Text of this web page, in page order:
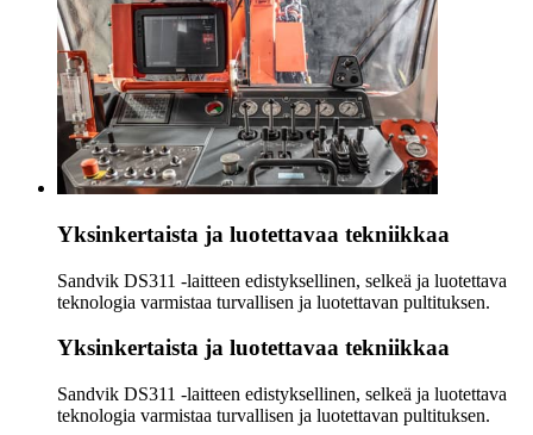
Yksinkertaista ja luotettavaa tekniikkaa
Sandvik DS311 ‑laitteen edistyksellinen, selkeä ja luotettava
teknologia varmistaa turvallisen ja luotettavan pultituksen.
Yksinkertaista ja luotettavaa tekniikkaa
Sandvik DS311 ‑laitteen edistyksellinen, selkeä ja luotettava
teknologia varmistaa turvallisen ja luotettavan pultituksen.